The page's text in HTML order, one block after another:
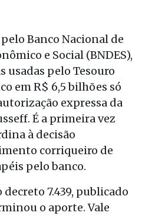
Banco Nacional de
e Social (BNDES),
usadas pelo Tesouro
em R$ 6,5 bilhões só
expressa da
É a primeira vez
à decisão
corriqueiro de
pelo banco.
7.439, publicado
o aporte. Vale